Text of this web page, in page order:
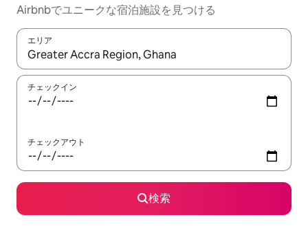
Airbnbでユニークな宿泊施設を見つける
エリア
検索結果が表示されたら、上下の矢印キーを使って移動するか
チェックイン
チェックアウト
検索